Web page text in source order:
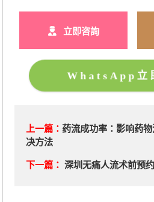
立即咨詢
WhatsApp立
上一篇： 药流成功率：影响药
决方法
下一篇： 深圳无痛人流术前预